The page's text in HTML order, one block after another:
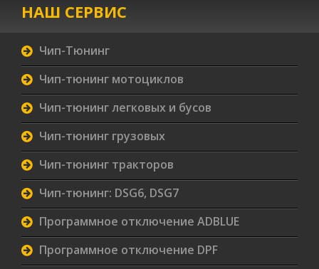
НАШ СЕРВИС
Чип-Тюнинг
Чип-тюнинг мотоциклов
Чип-тюнинг легковых и бусов
Чип-тюнинг грузовых
Чип-тюнинг тракторов
Чип-тюнинг: DSG6, DSG7
Программное отключение ADBLUE
Программное отключение DPF